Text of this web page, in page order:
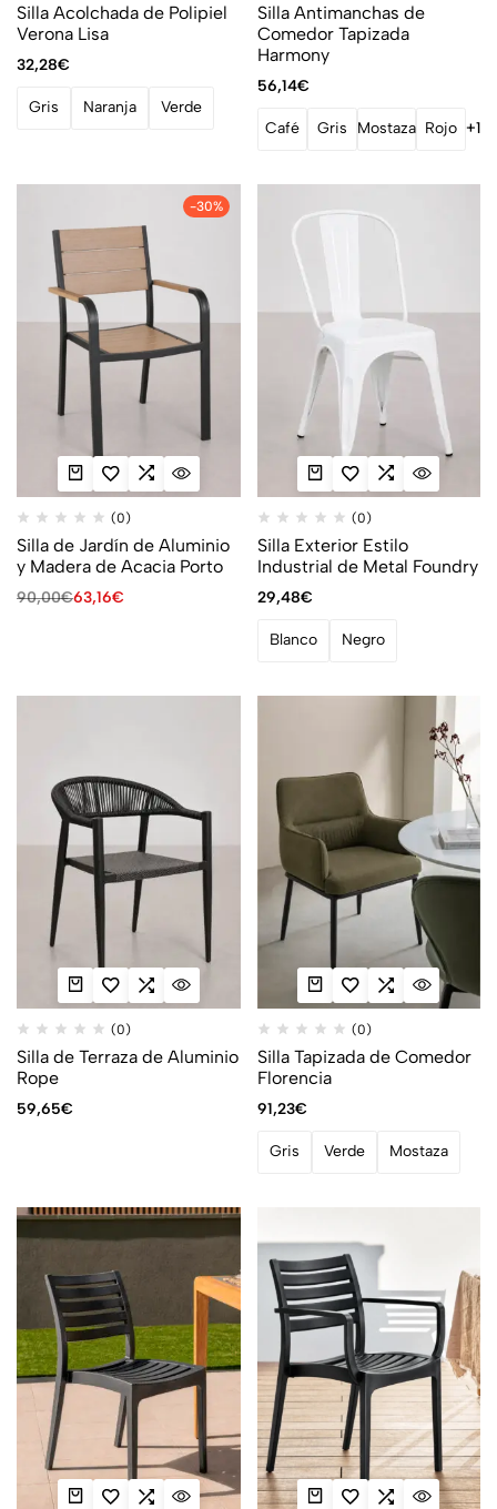
Silla Acolchada de Polipiel
Verona Lisa
32,28€
Gris Naranja Verde
Silla Antimanchas de
Comedor Tapizada
Harmony
56,14€
Café Gris Mostaza Rojo +1
-30%
(0)
Silla de Jardín de Aluminio
y Madera de Acacia Porto
90,00€63,16€
(0)
Silla Exterior Estilo
Industrial de Metal Foundry
29,48€
Blanco Negro
(0)
Silla de Terraza de Aluminio
Rope
59,65€
(0)
Silla Tapizada de Comedor
Florencia
91,23€
Gris Verde Mostaza